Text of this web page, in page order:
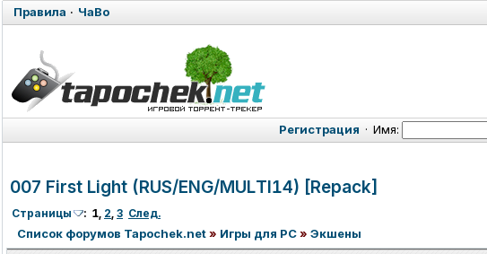
Правила · ЧаВо
Регистрация · Имя:
007 First Light (RUS/ENG/MULTI14) [Repack]
Страницы : 1, 2, 3 След.
Список форумов Tapochek.net» Игры для PC» Экшены